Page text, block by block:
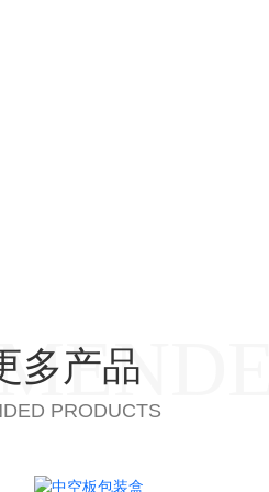
多产品
PRODUCTS